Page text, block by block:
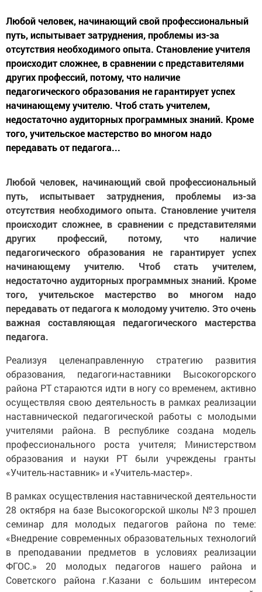
Любой человек, начинающий свой профессиональный
путь, испытывает затруднения, проблемы из-за
отсутствия необходимого опыта. Становление учителя
происходит сложнее, в сравнении с представителями
других профессий, потому, что наличие
педагогического образования не гарантирует успех
начинающему учителю. Чтоб стать учителем,
недостаточно аудиторных программных знаний. Кроме
того, учительское мастерство во многом надо
передавать от педагога...
Любой человек, начинающий свой профессиональный
путь, испытывает затруднения, проблемы из-за
отсутствия необходимого опыта. Становление учителя
происходит сложнее, в сравнении с представителями
других профессий, потому, что наличие
педагогического образования не гарантирует успех
начинающему учителю. Чтоб стать учителем,
недостаточно аудиторных программных знаний. Кроме
того, учительское мастерство во многом надо
передавать от педагога к молодому учителю. Это очень
важная составляющая педагогического мастерства
педагога.
Реализуя целенаправленную стратегию развития
образования, педагоги-наставники Высокогорского
района РТ стараются идти в ногу со временем, активно
осуществляя свою деятельность в рамках реализации
наставнической педагогической работы с молодыми
учителями района. В республике создана модель
профессионального роста учителя; Министерством
образования и науки РТ были учреждены гранты
«Учитель-наставник» и «Учитель-мастер».
В рамках осуществления наставнической деятельности
28 октября на базе Высокогорской школы №3 прошел
семинар для молодых педагогов района по теме:
«Внедрение современных образовательных технологий
в преподавании предметов в условиях реализации
ФГОС.» 20 молодых педагогов нашего района и
Советского района г.Казани с большим интересом